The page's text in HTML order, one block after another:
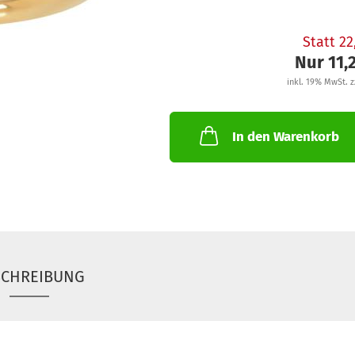
Statt
Nur
inkl. 19% MwSt.
In den Warenkorb